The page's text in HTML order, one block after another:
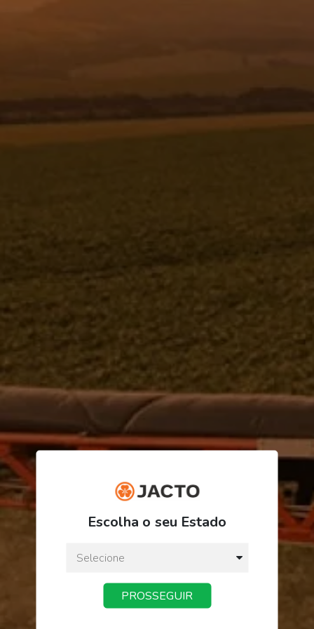
EIXO DO ACIONAMENTO CENTRAL -
R$ 135,60
ou3xdeR$ 45,20
Preço a vista:
Escolha o seu Estado
PROSSEGUIR